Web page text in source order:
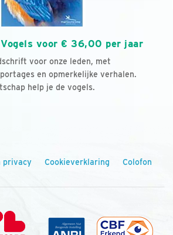
voor € 36,00 per jaar
voor onze leden, met
en opmerkelijke verhalen.
help je de vogels.
privacy Cookieverklaring Colofon